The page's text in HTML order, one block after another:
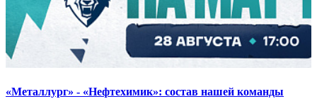
«Металлург» - «Нефтехимик»: состав нашей команды